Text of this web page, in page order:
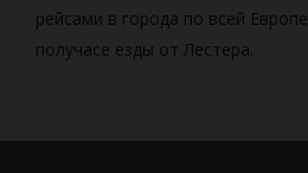
рейсами в города по всей
получасе езды от Лестера.